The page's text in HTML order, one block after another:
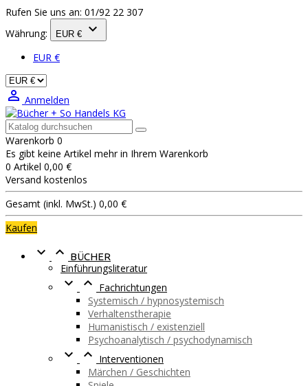
Rufen Sie uns an: 01/92 22 307
Währung:
EUR € 
EUR €
 Anmelden
Warenkorb 0
Es gibt keine Artikel mehr in Ihrem Warenkorb
0 Artikel 0,00 €
Versand kostenlos
Gesamt (inkl. MwSt.) 0,00 €
Kaufen
  BÜCHER
Einführungsliteratur
  Fachrichtungen
Systemisch / hypnosystemisch
Verhaltenstherapie
Humanistisch / existenziell
Psychoanalytisch / psychodynamisch
  Interventionen
Märchen / Geschichten